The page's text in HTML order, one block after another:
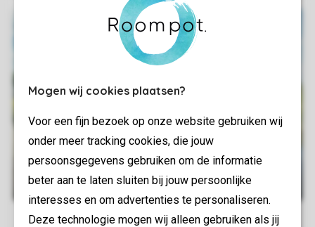
Mogen wij cookies plaatsen?
Voor een fijn bezoek op onze website gebruiken wij
onder meer tracking cookies, die jouw
persoonsgegevens gebruiken om de informatie
beter aan te laten sluiten bij jouw persoonlijke
interesses en om advertenties te personaliseren.
Deze technologie mogen wij alleen gebruiken als jij